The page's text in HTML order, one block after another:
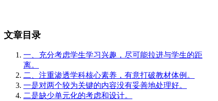
文章目录
一、充分考虑学生学习兴趣，尽可能拉进与学生的距
离。
二、注重渗透学科核心素养，有意打破教材体例。
一是对两个较为关键的内容没有妥善地处理好。
二是缺少单元化的考虑和设计。